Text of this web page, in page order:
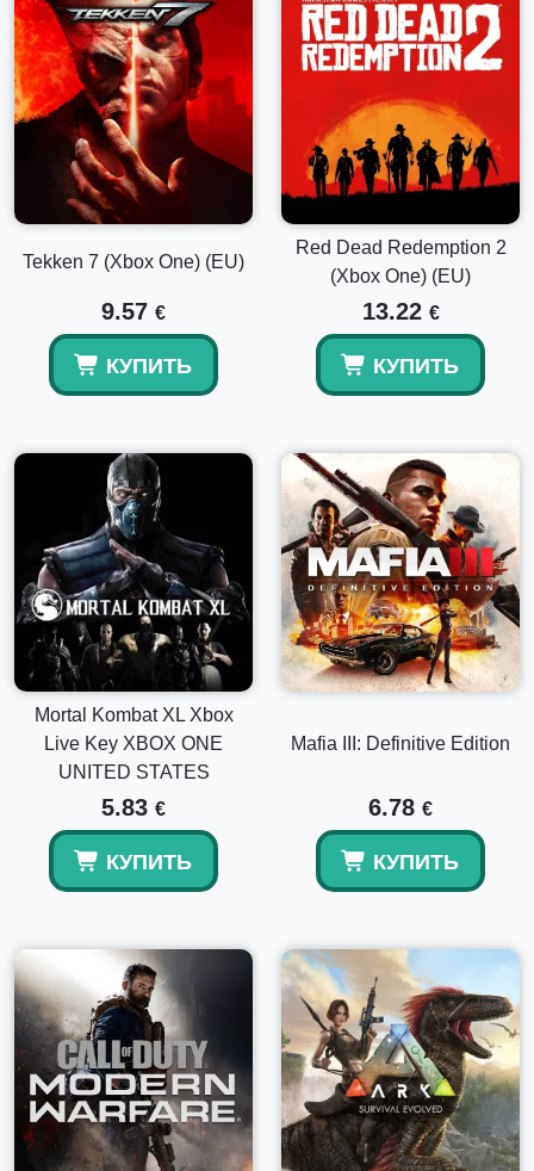
Tekken 7 (Xbox One) (EU)
9.57 €
КУПИТЬ
Red Dead Redemption 2
(Xbox One) (EU)
13.22 €
КУПИТЬ
Mortal Kombat XL Xbox
Live Key XBOX ONE
UNITED STATES
5.83 €
КУПИТЬ
Mafia III: Definitive Edition
6.78 €
КУПИТЬ